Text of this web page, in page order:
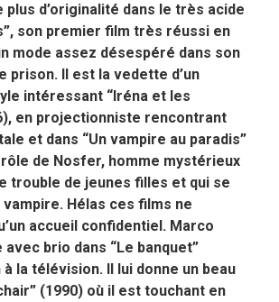
plus d’originalité dans le très acide
son premier film très réussi en
mode assez désespéré dans son
prison. Il est la vedette d’un
intéressant “Iréna et les
en projectionniste rencontrant
et dans “Un vampire au paradis”
de Nosfer, homme mystérieux
trouble de jeunes filles et qui se
Hélas ces films ne
accueil confidentiel. Marco
brio dans “Le banquet”
à la télévision. Il lui donne un beau
(1990) où il est touchant en